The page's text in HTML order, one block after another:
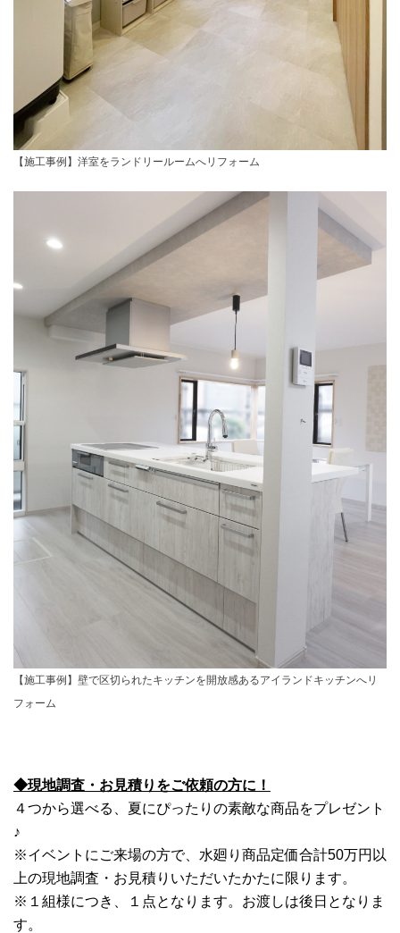
【施工事例】洋室をランドリールームへリフォーム
【施工事例】壁で区切られたキッチンを開放感あるアイランドキッチンへリ
フォーム
◆現地調査・お見積りをご依頼の方に！
４つから選べる、夏にぴったりの素敵な商品をプレゼント
♪
※イベントにご来場の方で、水廻り商品定価合計50万円以
上の現地調査・お見積りいただいたかたに限ります。
※１組様につき、１点となります。お渡しは後日となりま
す。